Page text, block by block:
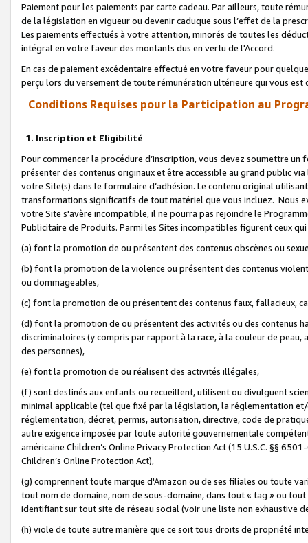
Paiement pour les paiements par carte cadeau. Par ailleurs, toute
de la législation en vigueur ou devenir caduque sous l’effet de la
Les paiements effectués à votre attention, minorés de toutes les
intégral en votre faveur des montants dus en vertu de l'Accord.
En cas de paiement excédentaire effectué en votre faveur pour
perçu lors du versement de toute rémunération ultérieure qui vous est
Conditions Requises pour la Participation au
1. Inscription et Eligibilité
Pour commencer la procédure d’inscription, vous devez soumettre
présenter des contenus originaux et être accessible au grand public
votre Site(s) dans le formulaire d’adhésion. Le contenu original
transformations significatifs de tout matériel que vous incluez. Nous
votre Site s'avère incompatible, il ne pourra pas rejoindre le
Publicitaire de Produits. Parmi les Sites incompatibles figurent ceux
(a) font la promotion de ou présentent des contenus obscènes ou
(b) font la promotion de la violence ou présentent des contenus
ou dommageables,
(c) font la promotion de ou présentent des contenus faux, fallacieux,
(d) font la promotion de ou présentent des activités ou des contenus
discriminatoires (y compris par rapport à la race, à la couleur de
des personnes),
(e) font la promotion de ou réalisent des activités illégales,
(f) sont destinés aux enfants ou recueillent, utilisent ou divulguent
minimal applicable (tel que fixé par la législation, la réglementation
réglementation, décret, permis, autorisation, directive, code de
autre exigence imposée par toute autorité gouvernementale
américaine Children’s Online Privacy Protection Act (15 U.S.C. §§
Children’s Online Protection Act),
(g) comprennent toute marque d'Amazon ou de ses filiales ou toute
tout nom de domaine, nom de sous-domaine, dans tout « tag » ou
identifiant sur tout site de réseau social (voir une liste non exhaustive
(h) viole de toute autre manière que ce soit tous droits de propriété